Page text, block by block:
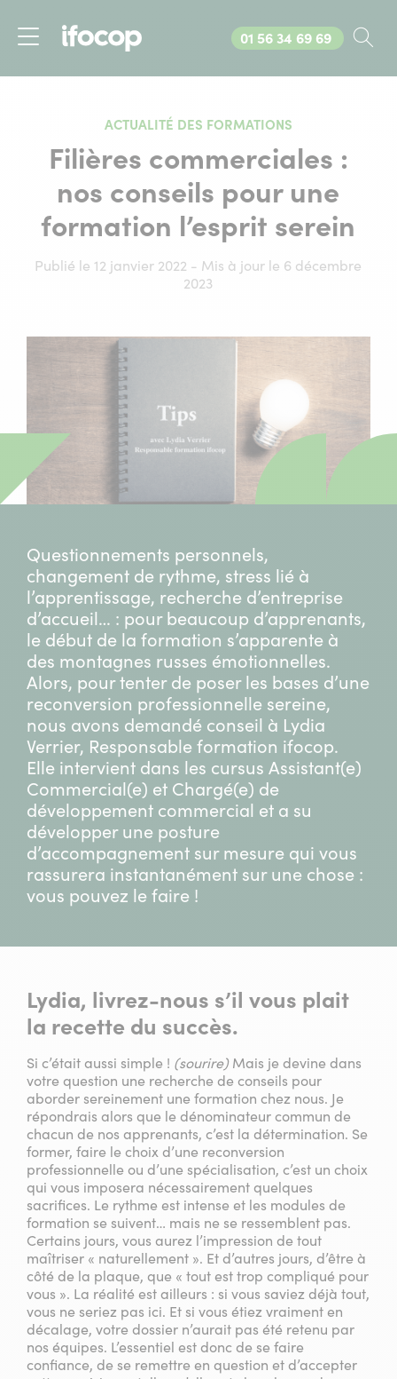
Menu
Appelez-nous au
01 56 34 69 69
ACTUALITÉ DES FORMATIONS
Filières commerciales :
nos conseils pour une
formation l’esprit serein
Publié le 12 janvier 2022 - Mis à jour le 6 décembre
2023
Questionnements personnels,
changement de rythme, stress lié à
l’apprentissage, recherche d’entreprise
d’accueil… : pour beaucoup d’apprenants,
le début de la formation s’apparente à
des montagnes russes émotionnelles.
Alors, pour tenter de poser les bases d’une
reconversion professionnelle sereine,
nous avons demandé conseil à Lydia
Verrier, Responsable formation ifocop.
Elle intervient dans les cursus Assistant(e)
Commercial(e) et Chargé(e) de
développement commercial et a su
développer une posture
d’accompagnement sur mesure qui vous
rassurera instantanément sur une chose :
vous pouvez le faire !
Lydia, livrez-nous s’il vous plait
la recette du succès.
Si c’était aussi simple ! (sourire) Mais je devine dans
votre question une recherche de conseils pour
aborder sereinement une formation chez nous. Je
répondrais alors que le dénominateur commun de
chacun de nos apprenants, c’est la détermination. Se
former, faire le choix d’une reconversion
professionnelle ou d’une spécialisation, c’est un choix
qui vous imposera nécessairement quelques
sacrifices. Le rythme est intense et les modules de
formation se suivent… mais ne se ressemblent pas.
Certains jours, vous aurez l’impression de tout
maîtriser « naturellement ». Et d’autres jours, d’être à
côté de la plaque, que « tout est trop compliqué pour
vous ». La réalité est ailleurs : si vous saviez déjà tout,
vous ne seriez pas ici. Et si vous étiez vraiment en
décalage, votre dossier n’aurait pas été retenu par
nos équipes. L’essentiel est donc de se faire
confiance, de se remettre en question et d’accepter